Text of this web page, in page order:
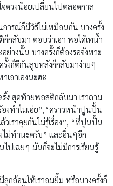
ดวงน้อยเปลี่ยนไปตลอดกาล
ารณ์ก็มีวิธีไม่เหมือนกัน บางครั้ง
กลับมา ตอบว่าเอา พอได้เทน้ำ
ย่างนั้น บางครั้งก็ต้องรอจังหวะ
งก็ตีก้นลูบหลังก็กลับมาง่ายๆ
เอาเองนะฮะ
งสุดท้ายพอสติกลับมา เราถาม
งทำไมเอ่ย”,“คราวหน้าปูนปั้น
วเราคุยกันไม่รู้เรื่อง”, “ที่ปูนปั้น
ไม่ทำนะครับ” และอื่นๆอีก
ปเฉยๆ มันก็จะไม่มีการเรียนรู้
ลูกอ้อนให้เราอมยิ้ม หรือบางครั้งก็